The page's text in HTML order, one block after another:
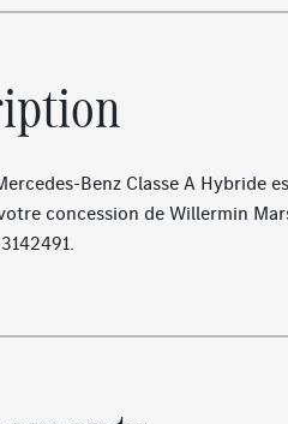
Benz Classe A
concession de Willermin